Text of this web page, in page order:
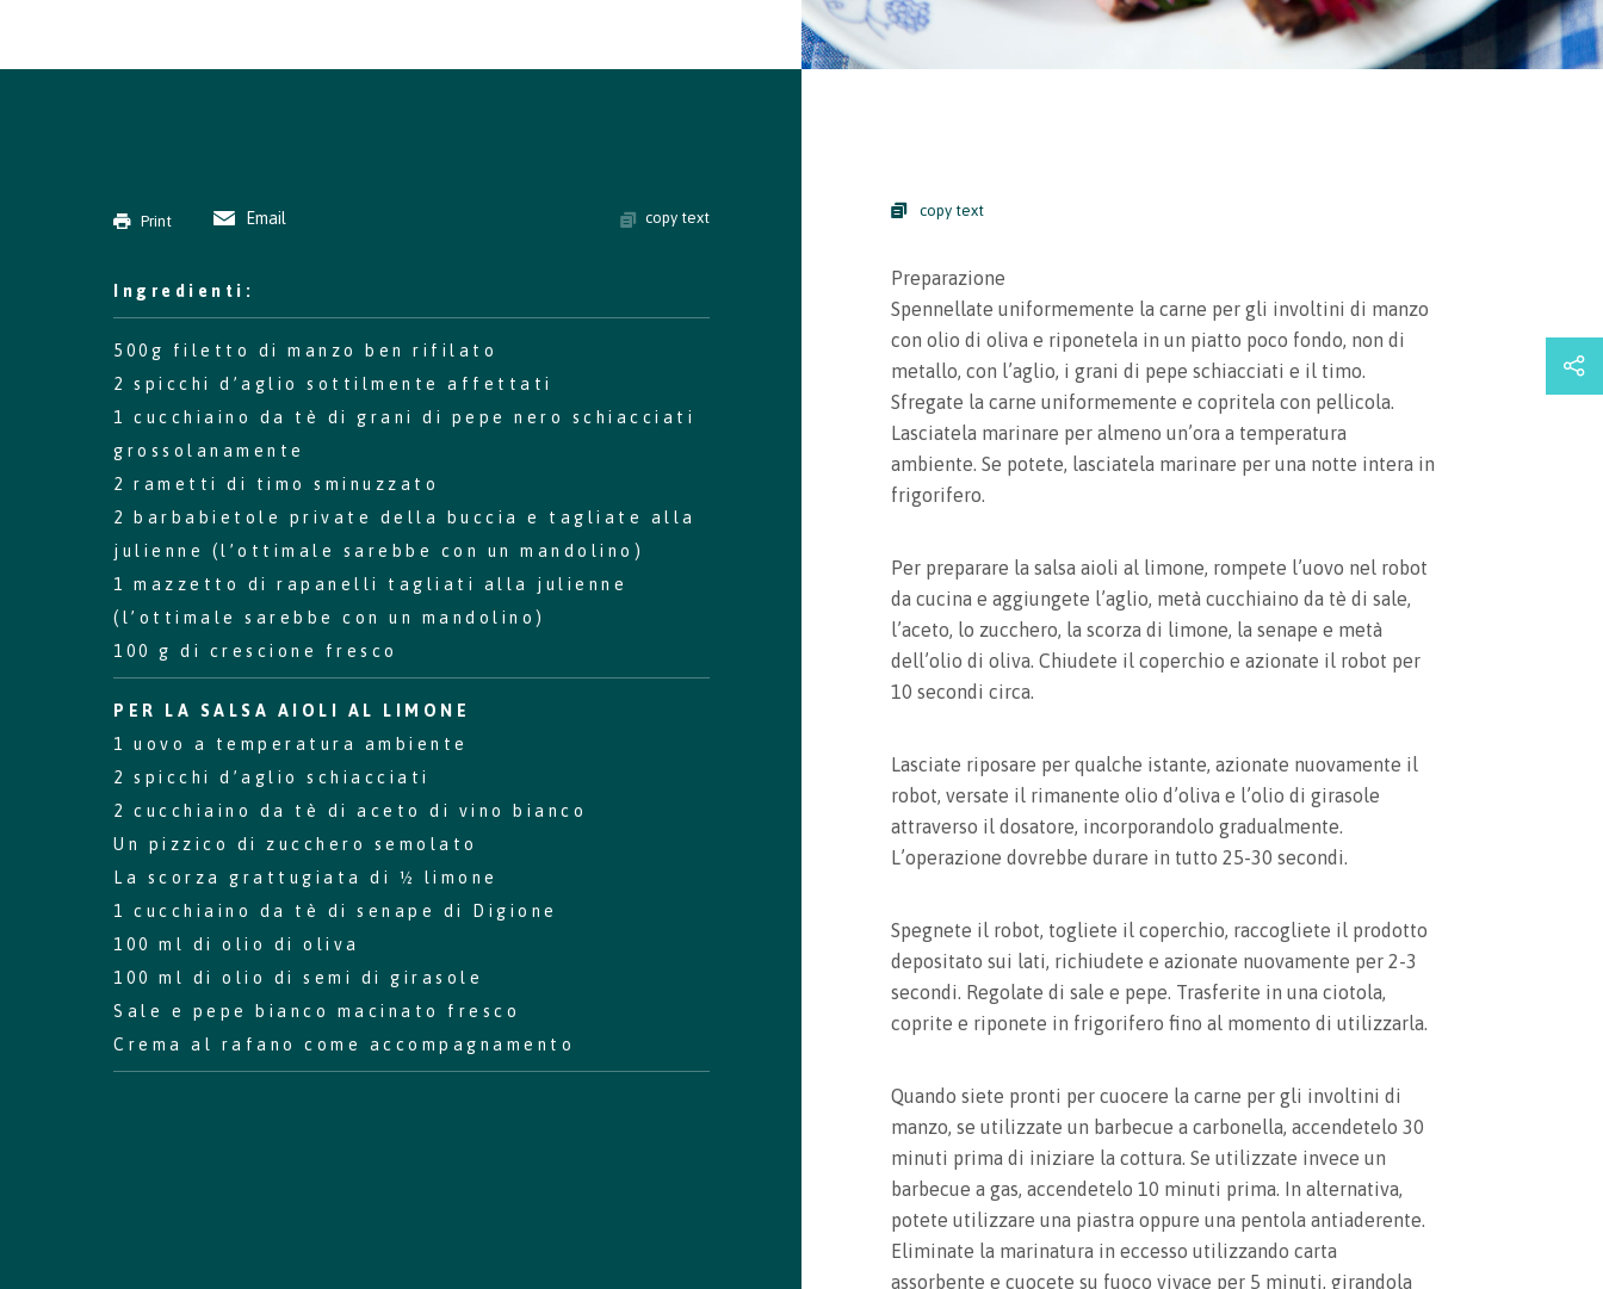
Perché scegliere l'Irlanda
Contatta il tuo ufficio locale
Print Email copy text
Ingredienti:
500g filetto di manzo ben rifilato
2 spicchi d’aglio sottilmente affettati
1 cucchiaino da tè di grani di pepe nero schiacciati
grossolanamente
2 rametti di timo sminuzzato
2 barbabietole private della buccia e tagliate alla
julienne (l’ottimale sarebbe con un mandolino)
1 mazzetto di rapanelli tagliati alla julienne
(l’ottimale sarebbe con un mandolino)
100 g di crescione fresco
PER LA SALSA AIOLI AL LIMONE
1 uovo a temperatura ambiente
2 spicchi d’aglio schiacciati
2 cucchiaino da tè di aceto di vino bianco
Un pizzico di zucchero semolato
La scorza grattugiata di ½ limone
1 cucchiaino da tè di senape di Digione
100 ml di olio di oliva
100 ml di olio di semi di girasole
Sale e pepe bianco macinato fresco
Crema al rafano come accompagnamento
copy text
Preparazione
Spennellate uniformemente la carne per gli involtini di manzo
con olio di oliva e riponetela in un piatto poco fondo, non di
metallo, con l’aglio, i grani di pepe schiacciati e il timo.
Sfregate la carne uniformemente e copritela con pellicola.
Lasciatela marinare per almeno un’ora a temperatura
ambiente. Se potete, lasciatela marinare per una notte intera in
frigorifero.
Per preparare la salsa aioli al limone, rompete l’uovo nel robot
da cucina e aggiungete l’aglio, metà cucchiaino da tè di sale,
l’aceto, lo zucchero, la scorza di limone, la senape e metà
dell’olio di oliva. Chiudete il coperchio e azionate il robot per
10 secondi circa.
Lasciate riposare per qualche istante, azionate nuovamente il
robot, versate il rimanente olio d’oliva e l’olio di girasole
attraverso il dosatore, incorporandolo gradualmente.
L’operazione dovrebbe durare in tutto 25-30 secondi.
Spegnete il robot, togliete il coperchio, raccogliete il prodotto
depositato sui lati, richiudete e azionate nuovamente per 2-3
secondi. Regolate di sale e pepe. Trasferite in una ciotola,
coprite e riponete in frigorifero fino al momento di utilizzarla.
Quando siete pronti per cuocere la carne per gli involtini di
manzo, se utilizzate un barbecue a carbonella, accendetelo 30
minuti prima di iniziare la cottura. Se utilizzate invece un
barbecue a gas, accendetelo 10 minuti prima. In alternativa,
potete utilizzare una piastra oppure una pentola antiaderente.
Eliminate la marinatura in eccesso utilizzando carta
assorbente e cuocete su fuoco vivace per 5 minuti, girandola
Recipe saved!
saved recipes by visiting your bookmarks